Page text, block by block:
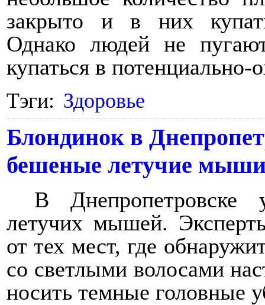
закрыто и в них
Однако людей не
купаться в
Тэги: Здоровье
Блондинок в
бешеные летучие
В Днепропетровске
летучих мышей.
от тех мест, где
со светлыми волосами
носить темные головные